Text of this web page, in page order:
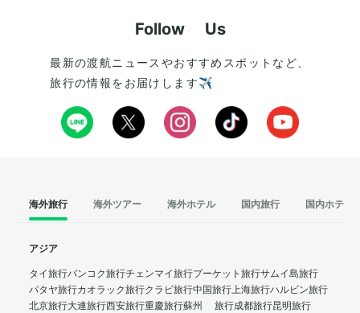
Follow Us
最新の渡航ニュースやおすすめスポットなど、
旅行の情報をお届けします✈️
海外旅行 海外ツアー 海外ホテル 国内旅行 国内ホテル
アジア
タイ旅行バンコク旅行チェンマイ旅行プーケット旅行サムイ島旅行
パタヤ旅行カオラック旅行クラビ旅行中国旅行上海旅行ハルビン旅行
北京旅行大連旅行西安旅行重慶旅行蘇州 旅行成都旅行昆明旅行